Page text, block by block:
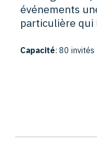
événements
particulière qui
Capacité: 80 invités